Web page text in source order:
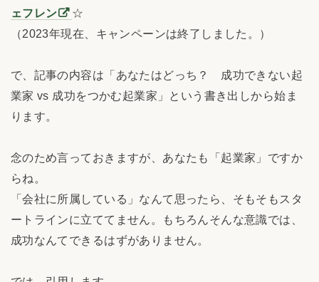
ェフレン
☆
（2023年現在、キャンペーンは終了しました。）
で、記事の内容は「あなたはどっち？ 成功できない起
業家 vs 成功をつかむ起業家」という書き出しから始ま
ります。
念のため言っておきますが、あなたも「起業家」ですか
らね。
「会社に所属している」なんて思ったら、そもそもスタ
ートラインに立ててません。もちろんそんな意識では、
成功なんてできるはずがありません。